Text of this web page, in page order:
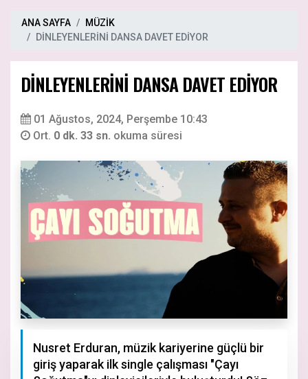
ANA SAYFA
MÜZİK
DİNLEYENLERİNİ DANSA DAVET EDİYOR
DİNLEYENLERİNİ DANSA DAVET EDİYOR
01 Ağustos, 2024, Perşembe 10:43
Ort. 0 dk. 33 sn. okuma süresi
Nusret Erduran, müzik kariyerine güçlü bir
giriş yaparak ilk single çalışması "Çayı